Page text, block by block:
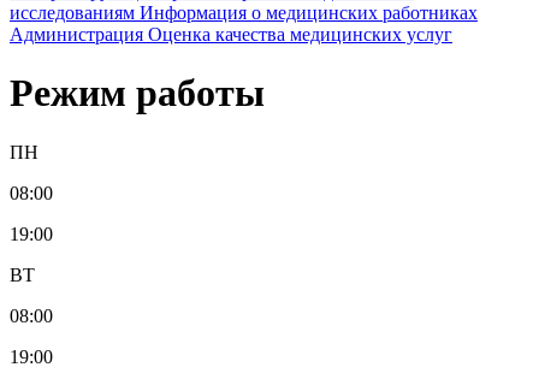
исследованиям Информация о медицинских работниках
Администрация Оценка качества медицинских услуг
Режим работы
ПН
08:00
19:00
ВТ
08:00
19:00